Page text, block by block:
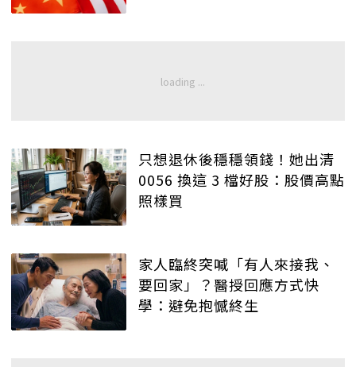
只想退休後穩穩領錢！她出清
0056 換這 3 檔好股：股價高點
照樣買
家人臨終突喊「有人來接我、
要回家」？醫授回應方式快
學：避免抱憾終生